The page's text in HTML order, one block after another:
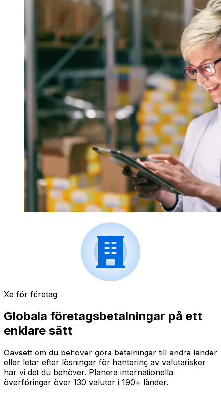
Xe för företag
Globala företagsbetalningar på ett
enklare sätt
Oavsett om du behöver göra betalningar till andra länder
eller letar efter lösningar för hantering av valutarisker
har vi det du behöver. Planera internationella
överföringar över 130 valutor i 190+ länder.